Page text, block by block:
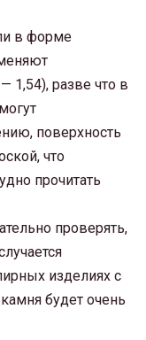
в форме
1,54), разве что в
поверхность
что
прочитать
проверять,
изделиях с
будет очень